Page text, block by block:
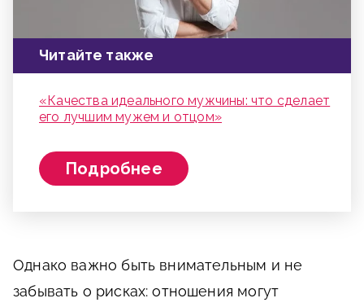
Читайте также
«Качества идеального мужчины: что сделает
его лучшим мужем и отцом»
Подробнее
Однако важно быть внимательным и не
забывать о рисках: отношения могут